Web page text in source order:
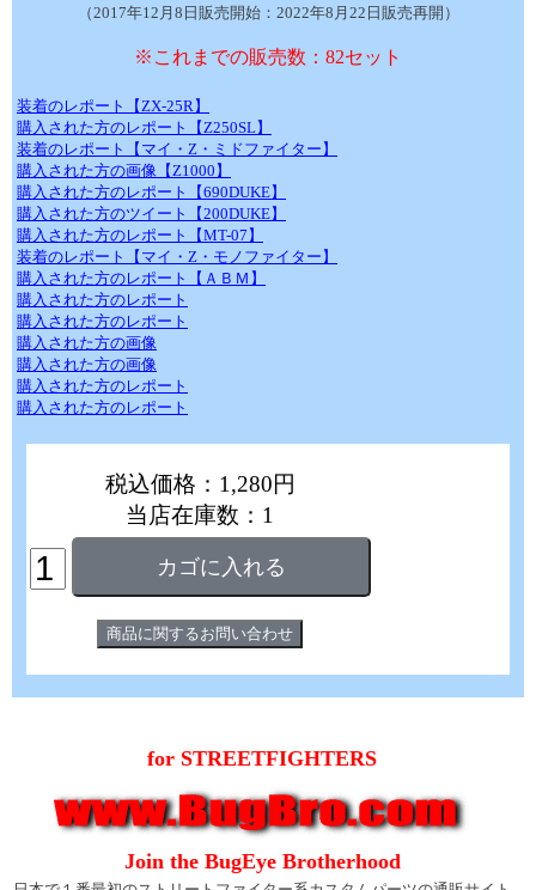
（2017年12月8日販売開始：2022年8月22日販売再開）
※これまでの販売数：82セット
装着のレポート【ZX-25R】
購入された方のレポート【Z250SL】
装着のレポート【マイ・Z・ミドファイター】
購入された方の画像【Z1000】
購入された方のレポート【690DUKE】
購入された方のツイート【200DUKE】
購入された方のレポート【MT-07】
装着のレポート【マイ・Z・モノファイター】
購入された方のレポート【ＡＢＭ】
購入された方のレポート
購入された方のレポート
購入された方の画像
購入された方の画像
購入された方のレポート
購入された方のレポート
税込価格：1,280円
当店在庫数：1
for STREETFIGHTERS
Join the BugEye Brotherhood